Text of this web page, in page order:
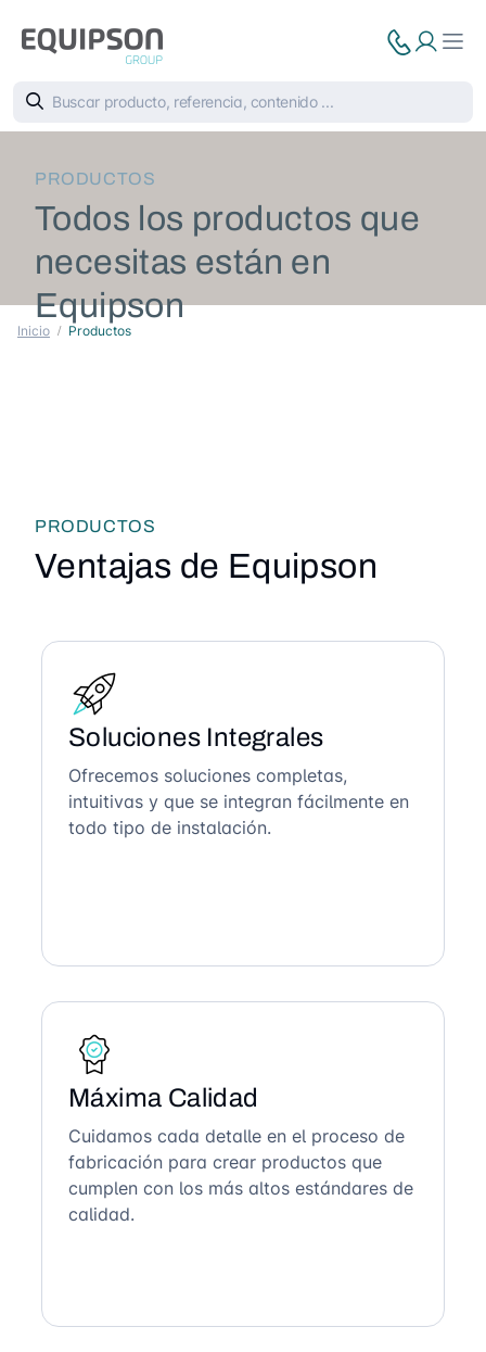
PRODUCTOS
Todos los productos que
necesitas están en
Equipson
Inicio Productos
PRODUCTOS
Ventajas de Equipson
Soluciones Integrales
Ofrecemos soluciones completas,
intuitivas y que se integran fácilmente en
todo tipo de instalación.
Máxima Calidad
Cuidamos cada detalle en el proceso de
fabricación para crear productos que
cumplen con los más altos estándares de
calidad.